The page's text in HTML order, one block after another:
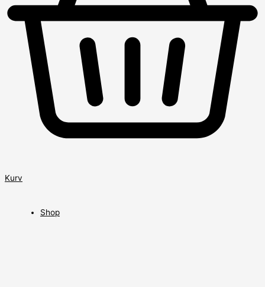
Kurv
Shop